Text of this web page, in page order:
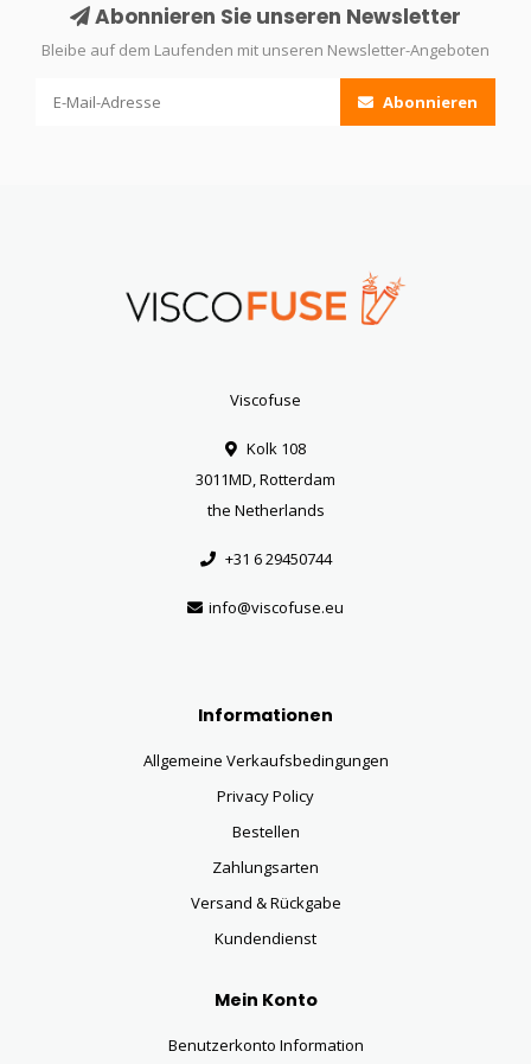
Abonnieren Sie unseren Newsletter
Bleibe auf dem Laufenden mit unseren Newsletter-Angeboten
Abonnieren
Viscofuse
Kolk 108
3011MD, Rotterdam
the Netherlands
+31 6 29450744
info@viscofuse.eu
Informationen
Allgemeine Verkaufsbedingungen
Privacy Policy
Bestellen
Zahlungsarten
Versand & Rückgabe
Kundendienst
Mein Konto
Benutzerkonto Information